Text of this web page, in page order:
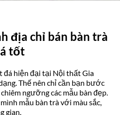
địa chỉ bán bàn trà
tốt
đá hiện đại tại Nội thất Gia
Thế nên chỉ cần bạn bước
ngưỡng các mẫu bàn đẹp.
mẫu bàn trà với màu sắc,
gian.